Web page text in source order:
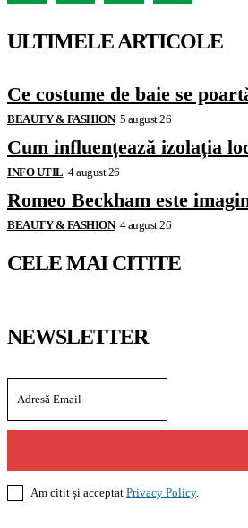
ULTIMELE ARTICOLE
Ce costume de baie se
BEAUTY & FASHION 5 august 26
Cum influențează izolația
INFO UTIL 4 august 26
Romeo Beckham este
BEAUTY & FASHION 4 august 26
CELE MAI CITITE
NEWSLETTER
Am citit și acceptat Privacy Policy.